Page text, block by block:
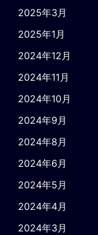
2025年3月
2025年1月
2024年12月
2024年11月
2024年10月
2024年9月
2024年8月
2024年6月
2024年5月
2024年4月
2024年3月